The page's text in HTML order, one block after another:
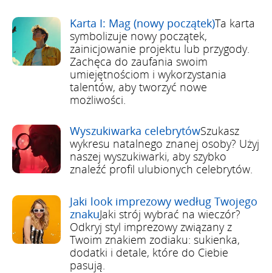
Karta I: Mag (nowy początek)Ta karta
symbolizuje nowy początek,
zainicjowanie projektu lub przygody.
Zachęca do zaufania swoim
umiejętnościom i wykorzystania
talentów, aby tworzyć nowe
możliwości.
Wyszukiwarka celebrytówSzukasz
wykresu natalnego znanej osoby? Użyj
naszej wyszukiwarki, aby szybko
znaleźć profil ulubionych celebrytów.
Jaki look imprezowy według Twojego
znakuJaki strój wybrać na wieczór?
Odkryj styl imprezowy związany z
Twoim znakiem zodiaku: sukienka,
dodatki i detale, które do Ciebie
pasują.